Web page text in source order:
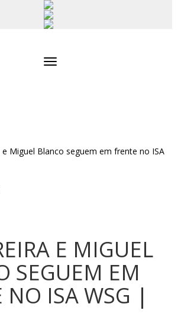
E MIGUEL
SEGUEM EM
NO ISA WSG |